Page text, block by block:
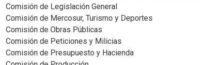
Comisión de Legislación General
Comisión de Mercosur, Turismo y Deportes
Comisión de Obras Públicas
Comisión de Peticiones y Milicias
Comisión de Presupuesto y Hacienda